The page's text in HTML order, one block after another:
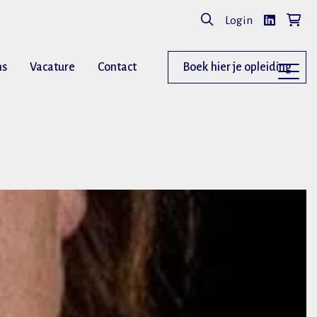
Login
Vacature Contact Boek hier je opleiding